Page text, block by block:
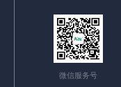
微信服务号